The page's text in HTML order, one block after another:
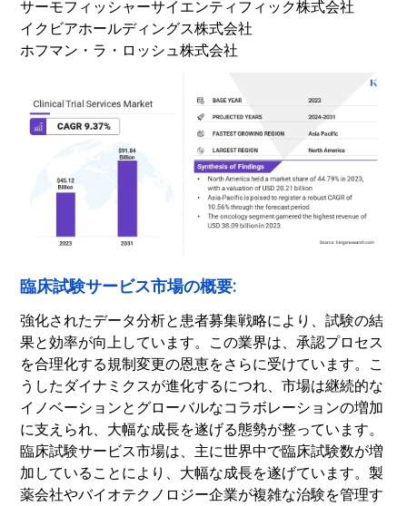
サーモフィッシャーサイエンティフィック株式会社
イクビアホールディングス株式会社
ホフマン・ラ・ロッシュ株式会社
臨床試験サービス市場の概要:
強化されたデータ分析と患者募集戦略により、試験の結
果と効率が向上しています。この業界は、承認プロセス
を合理化する規制変更の恩恵をさらに受けています。こ
うしたダイナミクスが進化するにつれ、市場は継続的な
イノベーションとグローバルなコラボレーションの増加
に支えられ、大幅な成長を遂げる態勢が整っています。
臨床試験サービス市場は、主に世界中で臨床試験数が増
加していることにより、大幅な成長を遂げています。製
薬会社やバイオテクノロジー企業が複雑な治験を管理す